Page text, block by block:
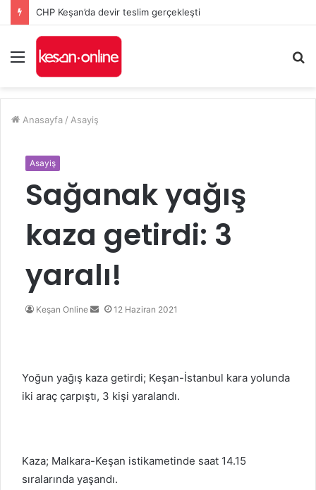
CHP Keşan’da devir teslim gerçekleşti
Menü
...
Anasayfa / Asayiş
Asayiş
Sağanak yağış
kaza getirdi: 3
yaralı!
Keşan Online
Bir 12 Haziran 2021
Yoğun yağış kaza getirdi; Keşan-İstanbul kara yolunda
iki araç çarpıştı, 3 kişi yaralandı.
Kaza; Malkara-Keşan istikametinde saat 14.15
sıralarında yaşandı.